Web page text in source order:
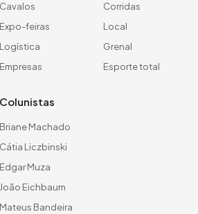
Cavalos
Expo-feiras
Logística
Empresas
Corridas
Local
Grenal
Esporte total
Colunistas
Briane Machado
Cátia Liczbinski
Edgar Muza
João Eichbaum
Mateus Bandeira